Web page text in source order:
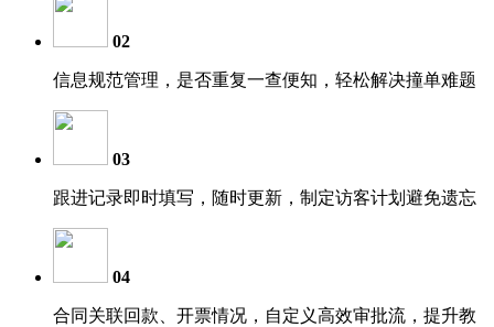
02
信息规范管理，是否重复一查便知，轻松解决撞单难题
03
跟进记录即时填写，随时更新，制定访客计划避免遗忘
04
合同关联回款、开票情况，自定义高效审批流，提升教